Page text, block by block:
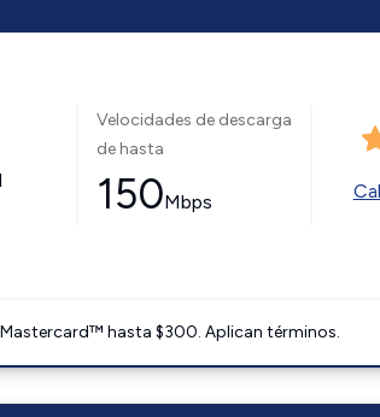
Velocidades de descarga
de hasta
150Mbps
hasta $300. Aplican términos.